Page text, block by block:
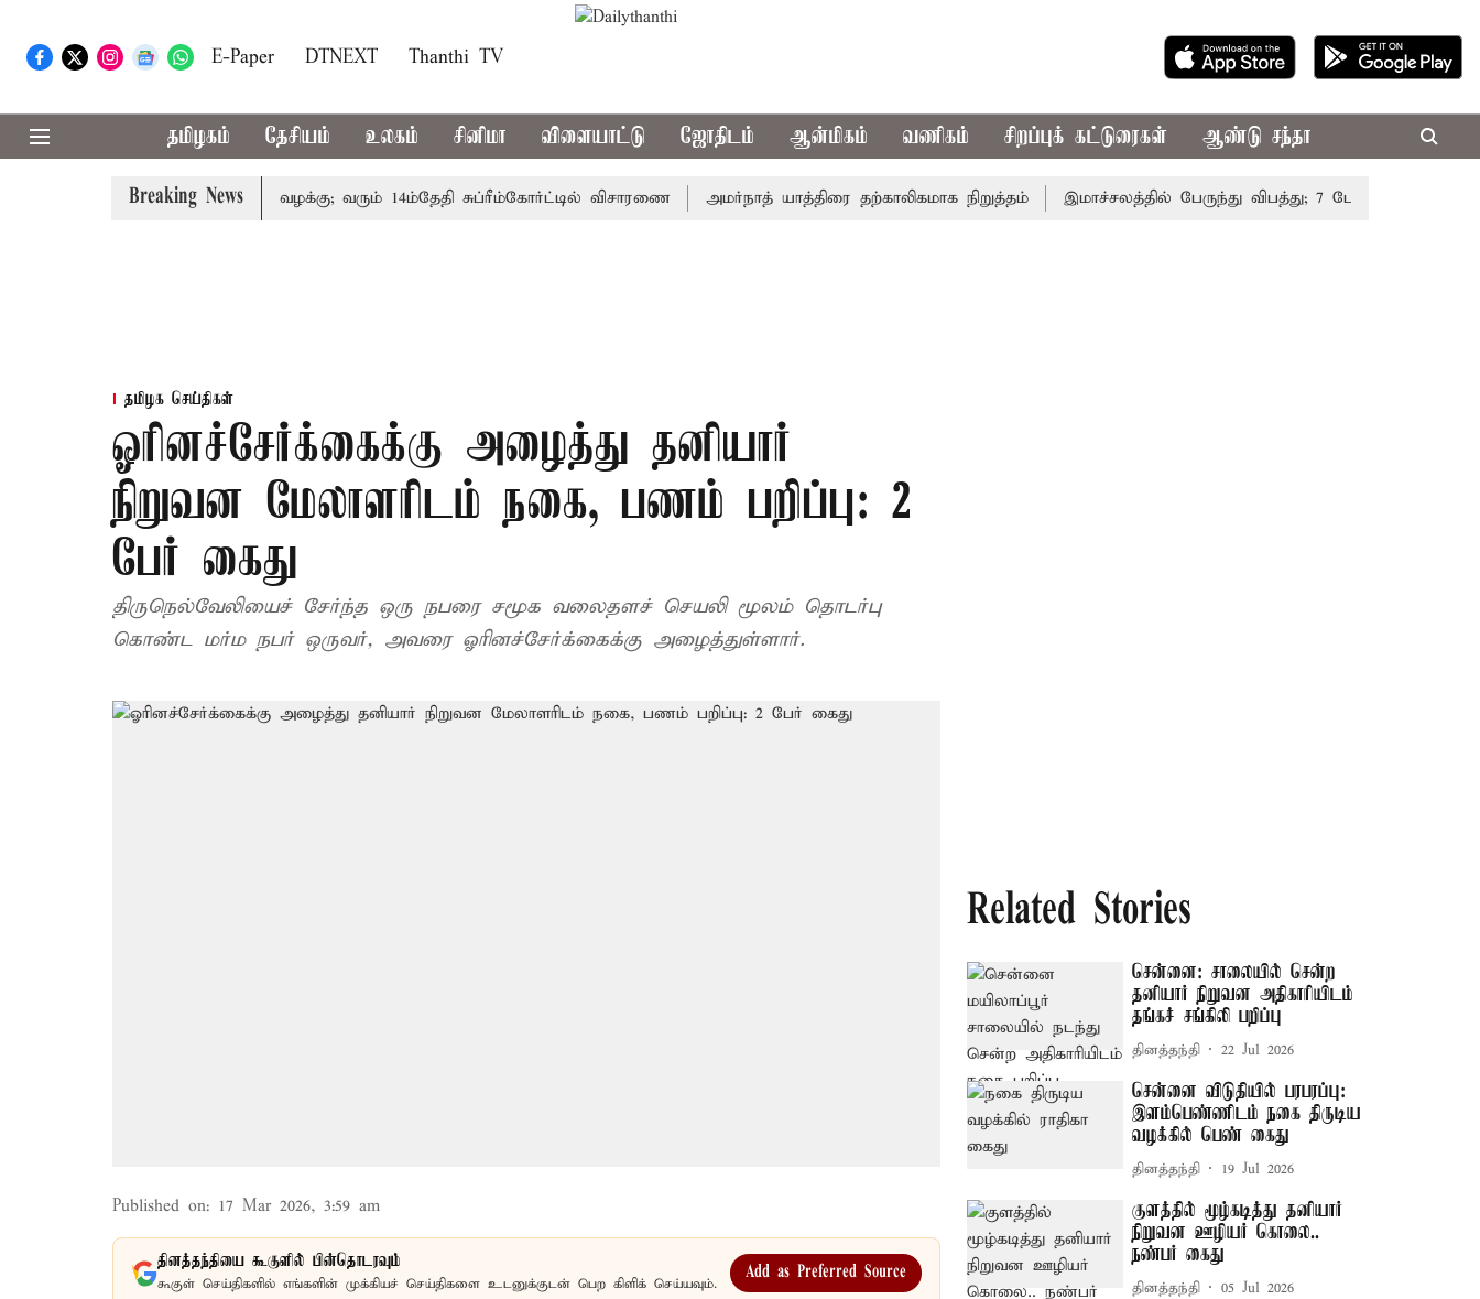
E-Paper DTNEXT Thanthi TV
தமிழகம் தேசியம் உலகம் சினிமா விளையாட்டு ஜோதிடம் ஆன்மிகம் வணிகம் சிறப்புக் கட்டுரைகள் ஆண்டு சந்தா
Breaking News
அரசுப்பணி வழக்கு; வரும் 14ம்தேதி சுப்ரீம்கோர்ட்டில் விசாரணை அமர்நாத் யாத்திரை தற்காலிகமாக நிறுத்தம் இமாச்சலத்தில் பேருந்து விபத்து; 7 பேர் பலி - பிரதமர்
தமிழக செய்திகள்
ஓரினச்சேர்க்கைக்கு அழைத்து தனியார்
நிறுவன மேலாளரிடம் நகை, பணம் பறிப்பு: 2
பேர் கைது
திருநெல்வேலியைச் சேர்ந்த ஒரு நபரை சமூக வலைதளச் செயலி மூலம் தொடர்பு
கொண்ட மர்ம நபர் ஒருவர், அவரை ஓரினச்சேர்க்கைக்கு அழைத்துள்ளார்.
Published on: 17 Mar 2026, 3:59 am
தினத்தந்தியை கூகுளில் பின்தொடரவும்
கூகுள் செய்திகளில் எங்களின் முக்கியச் செய்திகளை உடனுக்குடன் பெற கிளிக் செய்யவும்.
Add as Preferred Source
Related Stories
சென்னை: சாலையில் சென்ற
தனியார் நிறுவன அதிகாரியிடம்
தங்கச் சங்கிலி பறிப்பு
தினத்தந்தி 22 Jul 2026
சென்னை விடுதியில் பரபரப்பு:
இளம்பெண்ணிடம் நகை திருடிய
வழக்கில் பெண் கைது
தினத்தந்தி 19 Jul 2026
குளத்தில் மூழ்கடித்து தனியார்
நிறுவன ஊழியர் கொலை..
நண்பர் கைது
தினத்தந்தி 05 Jul 2026